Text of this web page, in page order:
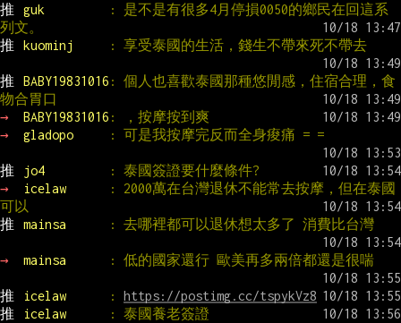
推
guk
: 是不是有很多4月停損0050的鄉民在回這系
列文。
推
kuominj : 享受泰國的生活，錢生不帶來死不帶去
推 BABY19831016 : 個人也喜歡泰國那種悠閒感，住宿合理，食
物合胃口
→
BABY19831016 : ，按摩按到爽
→
gladopo : 可是我按摩完反而全身痠痛 = =
推 jo4
: 泰國簽證要什麼條件?
→
icelaw
: 2000萬在台灣退休不能常去按摩，但在泰國
可以
推
mainsa : 去哪裡都可以退休想太多了 消費比台灣
→ mainsa : 低的國家還行 歐美再多兩倍都還是很喘
推 icelaw : https://postimg.cc/tspykVz8
推
icelaw
: 泰國養老簽證